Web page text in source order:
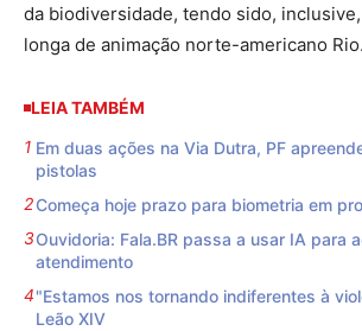
da biodiversidade, tendo sido,
longa de animação norte-americano Rio.
LEIA TAMBÉM
Em duas ações na Via Dutra, PF
pistolas
Começa hoje prazo para biometria em
Ouvidoria: Fala.BR passa a usar IA para
atendimento
"Estamos nos tornando indiferentes à
Leão XIV